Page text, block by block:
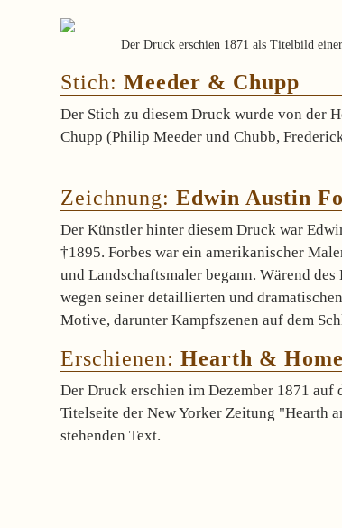
Der Druck erschien 1871 als Titelbild
Stich:Meeder & Chupp
Der Stich zu diesem Druck wurde von der
Chupp (Philip Meeder undChubb,
Zeichnung: Edwin Austin
Der Künstler hinter diesem Druck war
†1895. Forbes war ein amerikanischer
und Landschaftsmaler begann. Wärend
wegen seinerdetaillierten und
Motive, darunter Kampfszenen auf dem
Erschienen:Hearth &
Der Druck erschien im Dezember 1871 auf
Titelseite der New Yorker Zeitung "Hearth
stehenden Text.